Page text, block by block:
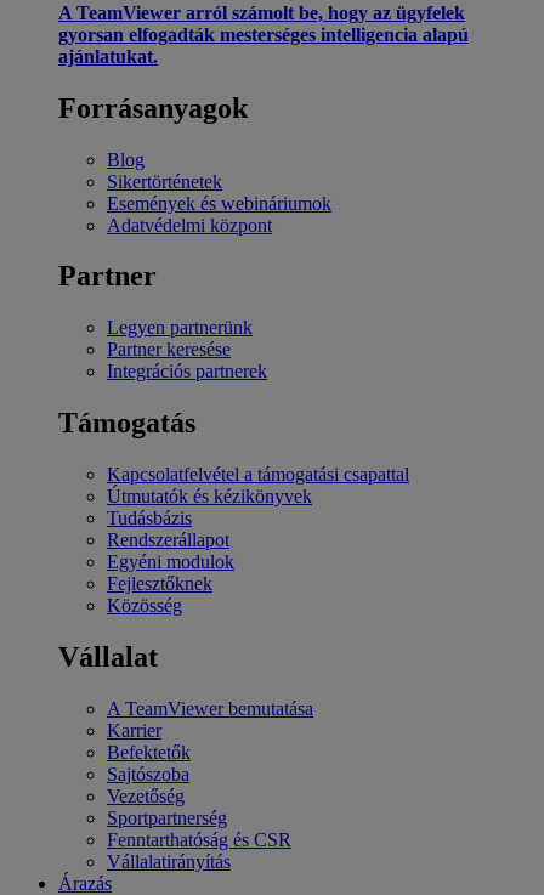
A TeamViewer arról számolt be, hogy az ügyfelek
gyorsan elfogadták mesterséges intelligencia alapú
ajánlatukat.
Forrásanyagok
Blog
Sikertörténetek
Események és webináriumok
Adatvédelmi központ
Partner
Legyen partnerünk
Partner keresése
Integrációs partnerek
Támogatás
Kapcsolatfelvétel a támogatási csapattal
Útmutatók és kézikönyvek
Tudásbázis
Rendszerállapot
Egyéni modulok
Fejlesztőknek
Közösség
Vállalat
A TeamViewer bemutatása
Karrier
Befektetők
Sajtószoba
Vezetőség
Sportpartnerség
Fenntarthatóság és CSR
Vállalatirányítás
Árazás